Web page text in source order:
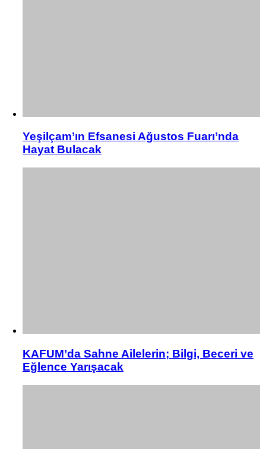
Yeşilçam’ın Efsanesi Ağustos Fuarı’nda
Hayat Bulacak
KAFUM’da Sahne Ailelerin; Bilgi, Beceri ve
Eğlence Yarışacak